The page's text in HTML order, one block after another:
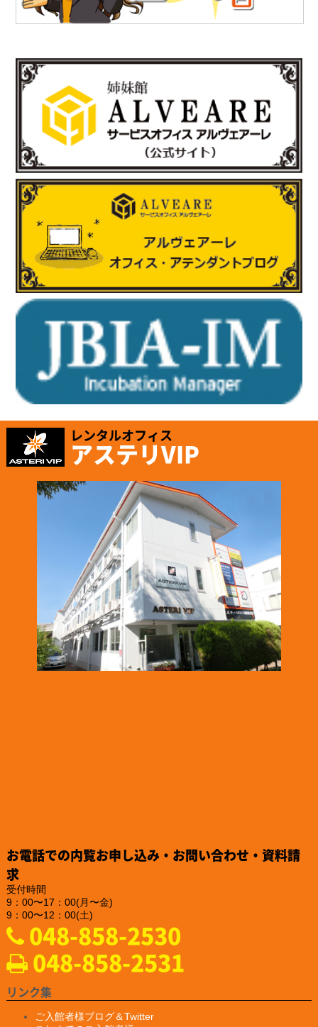
2025.6.27
「株式会社NDTアドヴァンス」様のお知らせ
https://www.ind-blacklight.jp/topics/2503/
2025.6.17
「有限会社E-スタヂオ」様のお知らせ
令和7年度 第22期“さいたま”あんとれすくーる の開催が決定しま
詳しくはさいたま市のホームページをご覧ください。
https://www.city.saitama.lg.jp/001/005/008/p036060.html
http://www.e-sta.biz/
2025.6.17
「株式会社テイコク」様のお知らせ
岐阜県内の中学生向けお仕事ブックに株式会社テイコク様が掲載
されました。
https://www.teikoku-eng.co.jp/notice/9424/
2025.5.8
「有限会社ホッピングワールド」様のお知らせ
ホームページが新しくリニューアルされました。
https://www.hopping.co.jp/jp/index.php
「株式会社テイコク」様のお知らせ
名古屋市ワーク・ライフ・バランス推進企業に認証されました。
https://www.teikoku-eng.co.jp/notice/9424/
2024.12.26
「株式会社NDTアドヴァンス」様のお知らせ
新製品の亀裂深度計『ET-28』の販売を、2025年2月10日に開始
されるそうです。
https://www.ndtadvance.com/info/info-et-28.html
2024.12.25
「株式会社NDTアドヴァンス」様のお知らせ
新製品 非破壊検査用ハンディブラックライト『IDX-550』の販
売を開始されました
https://www.ind-blacklight.jp/product/idx_550/
2024.12.20
「YAMAKI行政書士事務所様」様のお知らせ
ホームページがプレ公開されました。
https://yamaki–office.com/
レンタルオフィス
アステリVIP
お電話での内覧お申し込み・お問い合わせ・資料請
求
受付時間
9：00〜17：00(月〜金)
9：00〜12：00(土)
048-858-2530
048-858-2531
リンク集
ご入館者様ブログ＆Twitter